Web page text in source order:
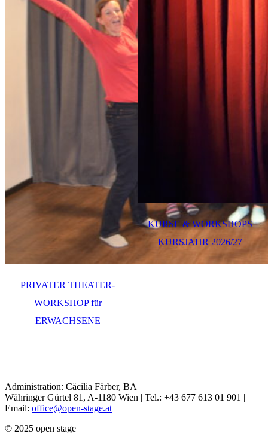
PRIVATER THEATER-
WORKSHOP für
ERWACHSENE
KURSE & WORKSHOPS
KURSJAHR 2026/27
Administration: Cäcilia Färber, BA
Währinger Gürtel 81, A-1180 Wien | Tel.: +43 677 613 01 901 |
Email: office@open-stage.at
© 2025 open stage